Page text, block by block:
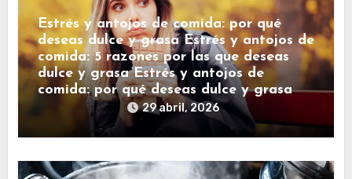
Estrés y antojos de comida: por qué
deseas dulce y grasa Estrés y antojos de
comida: 5 razones por las que deseas
dulce y grasa Estrés y antojos de
comida: por qué deseas dulce y grasa
29 abril, 2026